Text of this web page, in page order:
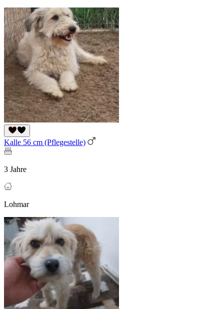
Kalle 56 cm (Pflegestelle)
3 Jahre
Lohmar